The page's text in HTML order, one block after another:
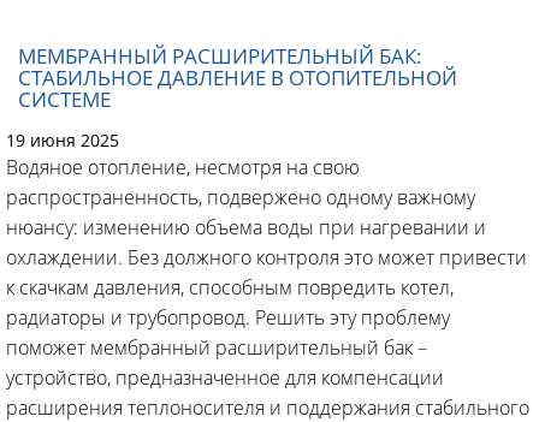
МЕМБРАННЫЙ РАСШИРИТЕЛЬНЫЙ БАК:
СТАБИЛЬНОЕ ДАВЛЕНИЕ В ОТОПИТЕЛЬНОЙ
СИСТЕМЕ
19 июня 2025
Водяное отопление, несмотря на свою
распространенность, подвержено одному важному
нюансу: изменению объема воды при нагревании и
охлаждении. Без должного контроля это может привести
к скачкам давления, способным повредить котел,
радиаторы и трубопровод. Решить эту проблему
поможет мембранный расширительный бак –
устройство, предназначенное для компенсации
расширения теплоносителя и поддержания стабильного